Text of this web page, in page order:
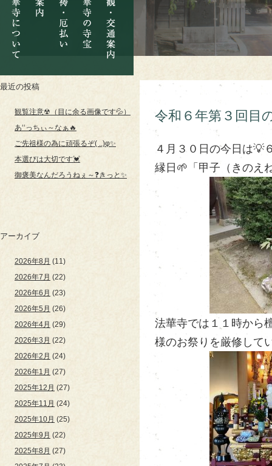
寺
に
つ
い
内
厄
払
い
寺
の
寺
宝
交
通
案
内
最近の投稿
観覧注意☢（目に余る画像です💦）
あ‘‘っちぃ～なぁ🔥
ご先祖様の為に頑張るぞ( ..)φ✨
本選びは大切です💓
御褒美なんだろうねぇ～❓きっと✨
アーカイブ
2026年8月 (11)
2026年7月 (22)
2026年6月 (23)
2026年5月 (26)
2026年4月 (29)
2026年3月 (22)
2026年2月 (24)
2026年1月 (27)
2025年12月 (27)
2025年11月 (24)
2025年10月 (25)
2025年9月 (22)
2025年8月 (27)
令和６年第３回目
４月３０日の今日は💡
縁日🌱「甲子（きのえ
法華寺では１１時から
様のお祭りを厳修して